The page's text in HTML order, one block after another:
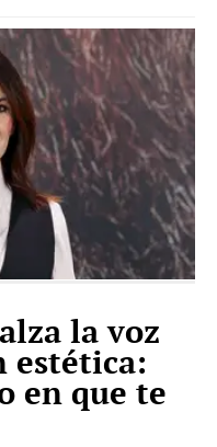
la voz
estética:
en que te